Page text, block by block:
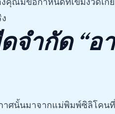
จำกัด “อ
นั้นมาจากแม่พิมพ์ซิลิโคน